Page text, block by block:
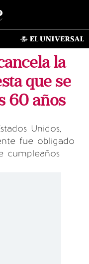
la
que se
60 años
Unidos,
fue obligado
cumpleaños